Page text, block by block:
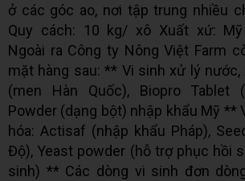
ở các góc ao, nơi tập trung nhiều
Quy cách: 10 kg/ xô Xuất xứ: Mỹ
Ngoài ra Công ty Nông Việt Farm
mặt hàng sau: ** Vi sinh xử lý nước,
(men Hàn Quốc), Biopro Tablet
Powder (dạng bột) nhập khẩu Mỹ **
hóa: Actisaf (nhập khẩu Pháp),
Độ), Yeast powder (hỗ trợ phục hồi
sinh) ** Các dòng vi sinh đơn